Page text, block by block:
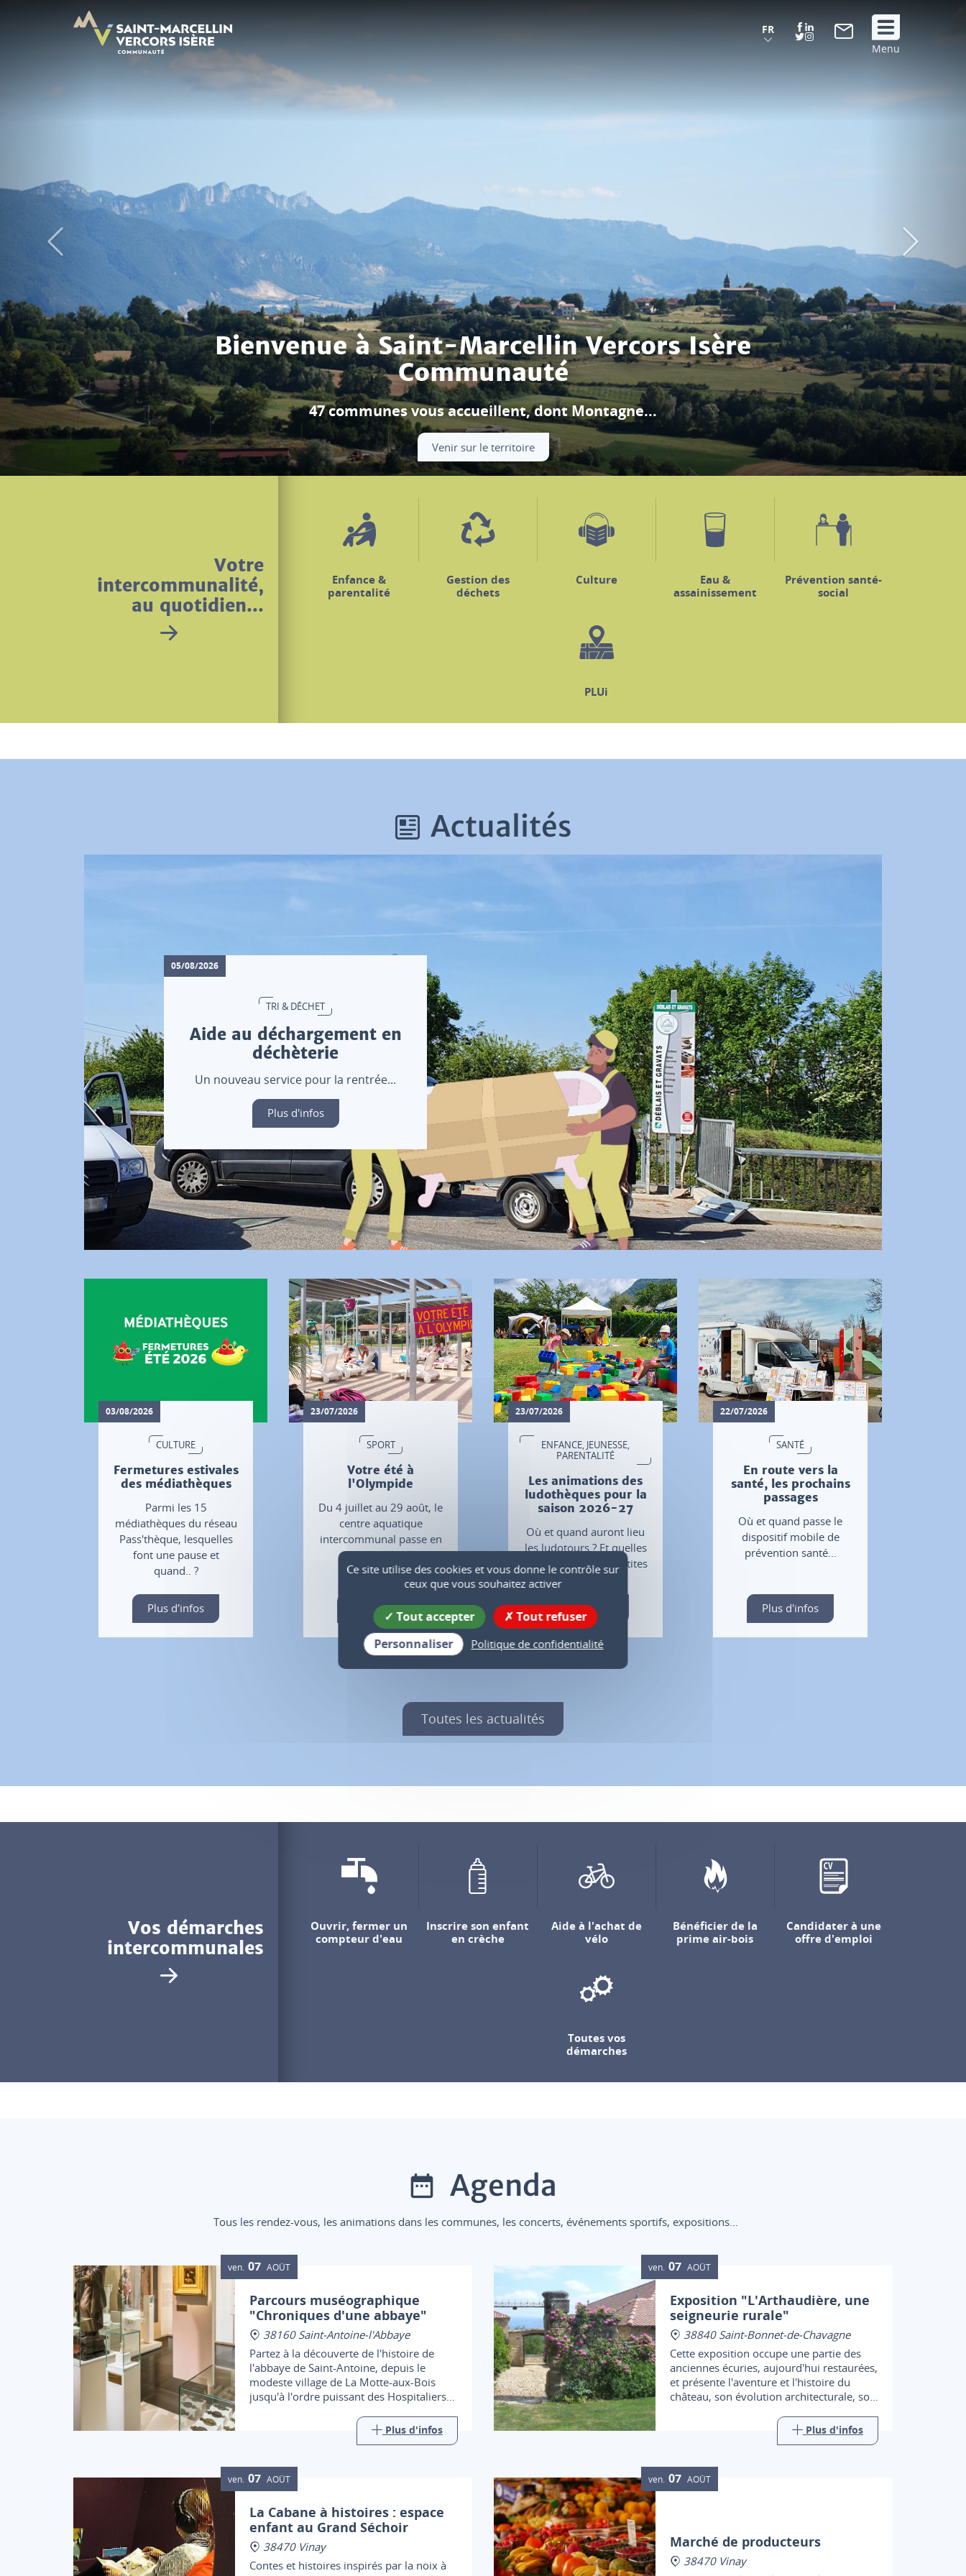
FR
Suivez Menu
Festival Berlioz
La grande fête d'ouverture se déroule à Beauvoir-en-Royans, mercredi 19 août...
Découvrir le programme
Votre
intercommunalité,
au quotidien...
Enfance &
parentalité
Gestion des
déchets
Culture
Eau &
assainissement
Prévention santé-
social
PLUi
Actualités
05/08/2026
TRI & DÉCHET
Aide au déchargement en
déchèterie
Un nouveau service pour la rentrée...
Plus d'infos
03/08/2026
CULTURE
Fermetures estivales
des médiathèques
Parmi les 15
médiathèques du réseau
Pass'thèque, lesquelles
font une pause et
quand.. ?
Plus d'infos
23/07/2026
SPORT
Votre été à
l'Olympide
Du 4 juillet au 29 août, le
centre aquatique
intercommunal passe en
mode estival.
Plus d'infos
23/07/2026
ENFANCE, JEUNESSE,
PARENTALITÉ
Les animations des
ludothèques pour la
saison 2026-27
Où et quand auront lieu
les ludotours ? Et quelles
sont les dates des "p'tites
Plus d'infos
22/07/2026
SANTÉ
En route vers la
santé, les prochains
passages
Où et quand passe le
dispositif mobile de
prévention santé...
Plus d'infos
Toutes les actualités
Vos démarches
intercommunales
Ouvrir, fermer un
compteur d'eau
Inscrire son enfant
en crèche
Aide à l'achat de
vélo
Bénéficier de la
prime air-bois
Candidater à une
offre d'emploi
Toutes vos
démarches
Agenda
Tous les rendez-vous, les animations dans les communes, les concerts, événements sportifs, expositions...
ven. 07 AOÛT
Parcours muséographique
"Chroniques d'une abbaye"
38160 Saint-Antoine-l'Abbaye
Partez à la découverte de l'histoire de
l'abbaye de Saint-Antoine, depuis le
modeste village de La Motte-aux-Bois
jusqu'à l'ordre puissant des Hospitaliers
qui rayonnèrent sur toute l'Europe
Plus d'infos
ven. 07 AOÛT
Exposition "L'Arthaudière, une
seigneurie rurale"
38840 Saint-Bonnet-de-Chavagne
Cette exposition occupe une partie des
anciennes écuries, aujourd'hui restaurées,
et présente l'aventure et l'histoire du
château, son évolution architecturale, son
Plus d'infos
ven. 07 AOÛT
La Cabane à histoires : espace
enfant au Grand Séchoir
38470 Vinay
Contes et histoires inspirés par la noix à
ven. 07 AOÛT
Marché de producteurs
38470 Vinay
Panneau de gestion des cookies
Ce site utilise des cookies et vous donne le contrôle sur
ceux que vous souhaitez activer
Tout accepter
Tout refuser
Personnaliser
Politique de confidentialité